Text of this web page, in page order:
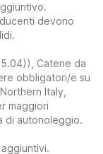
devono
Catene da
obbligatori/e su
Italy,
maggiori
di autonoleggio.